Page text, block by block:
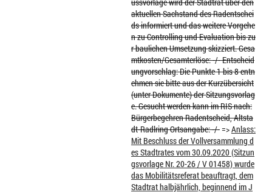
aktuellen Sachstand des Radentschei
ds informiert und das weitere Vorgehe
n zu Controlling und Evaluation bis zu
r baulichen Umsetzung skizziert. Gesa
mtkosten/Gesamterlöse: -/- Entscheid
ungvorschlag: Die Punkte 1 bis 8 entn
ehmen sie bitte aus der Kurzübersicht
(unter Dokumente) der Sitzungsvorlag
e. Gesucht werden kann im RIS nach:
Bürgerbegehren Radentscheid, Altsta
dt-Radlring Ortsangabe: -/-=>Anlass:
Mit Beschluss der Vollversammlung d
es Stadtrates vom 30.09.2020 (Sitzun
gsvorlage Nr. 20-26 / V 01458) wurde
das Mobilitätsreferat beauftragt, dem
Stadtrat halbjährlich, beginnend im J